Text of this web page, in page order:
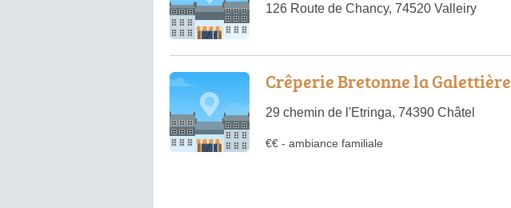
126 Route de Chancy, 74520 Valleiry
Crêperie Bretonne la Galettière
29 chemin de l'Etringa, 74390 Châtel
€€ - ambiance familiale